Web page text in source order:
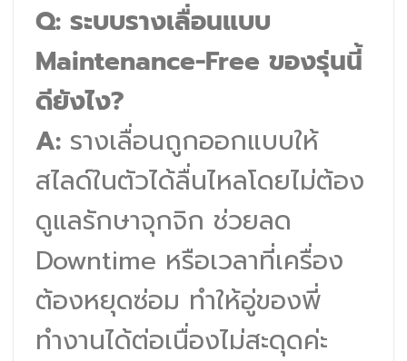
Q: ระบบรางเลื่อนแบบ
Maintenance-Free ของรุ่นนี้
ดียังไง?
A: รางเลื่อนถูกออกแบบให้
สไลด์ในตัวได้ลื่นไหลโดยไม่ต้อง
ดูแลรักษาจุกจิก ช่วยลด
Downtime หรือเวลาที่เครื่อง
ต้องหยุดซ่อม ทำให้อู่ของพี่
ทำงานได้ต่อเนื่องไม่สะดุดค่ะ